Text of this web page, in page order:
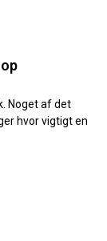
Noget af det
hvor vigtigt en